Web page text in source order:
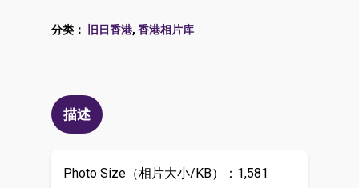
分类： 旧日香港, 香港相片库
描述
Photo Size（相片大小/KB）：1,581